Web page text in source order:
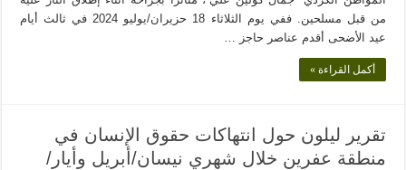
من قبل مسلحين. ففي يوم الثلاثاء 18 حزيران/يوليو 2024 في ثالث أيام
عيد الأضحى أقدم عناصر حاجز …
أكمل القراءة »
تقرير ليلون حول انتهاكات حقوق الإنسان في
منطقة عفرين خلال شهري نيسان/أبريل وأيار/